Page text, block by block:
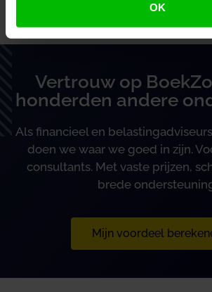
OK
Bron: Hof Den Bosch | jurisprudentie |
200.259.191_01 | 05-02-2020
Vertrouw op
honderden andere
Als financieel en
doen we waar we goed in zijn.
consultants. Met vaste prijzen,
brede
Mijn voordeel